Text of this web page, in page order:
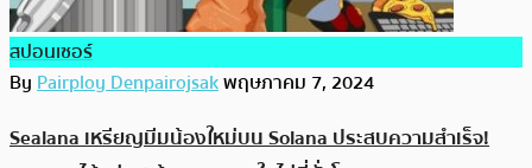
สปอนเซอร์
ByPairploy Denpairojsakพฤษภาคม 7, 2024
Sealana เหรียญมีมน้องใหม่บน Solana ประสบความสำเร็จ!